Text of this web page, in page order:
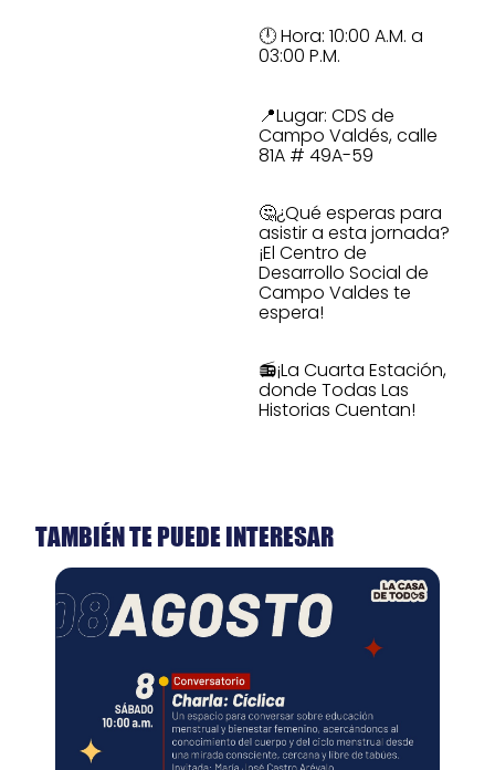
🕛 Hora: 10:00 A.M. a
03:00 P.M.
📍Lugar: CDS de
Campo Valdés, calle
81A # 49A-59
🤔¿Qué esperas para
asistir a esta jornada?
¡El Centro de
Desarrollo Social de
Campo Valdes te
espera!
📻¡La Cuarta Estación,
donde Todas Las
Historias Cuentan!
TAMBIÉN TE PUEDE INTERESAR